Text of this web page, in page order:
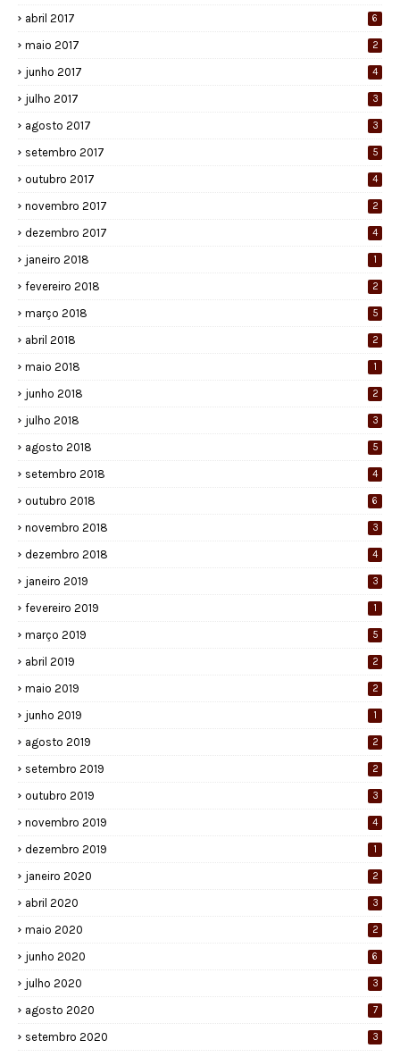
abril 2017 6
maio 2017 2
junho 2017 4
julho 2017 3
agosto 2017 3
setembro 2017 5
outubro 2017 4
novembro 2017 2
dezembro 2017 4
janeiro 2018 1
fevereiro 2018 2
março 2018 5
abril 2018 2
maio 2018 1
junho 2018 2
julho 2018 3
agosto 2018 5
setembro 2018 4
outubro 2018 6
novembro 2018 3
dezembro 2018 4
janeiro 2019 3
fevereiro 2019 1
março 2019 5
abril 2019 2
maio 2019 2
junho 2019 1
agosto 2019 2
setembro 2019 2
outubro 2019 3
novembro 2019 4
dezembro 2019 1
janeiro 2020 2
abril 2020 3
maio 2020 2
junho 2020 6
julho 2020 3
agosto 2020 7
setembro 2020 3